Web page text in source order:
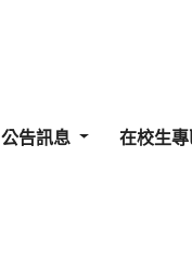
公告訊息 在校生